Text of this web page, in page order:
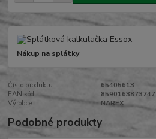
Nákup na splátky
Číslo produktu:
65405613
EAN kód:
8590163873747
Výrobce:
NAREX
Podobné produkty